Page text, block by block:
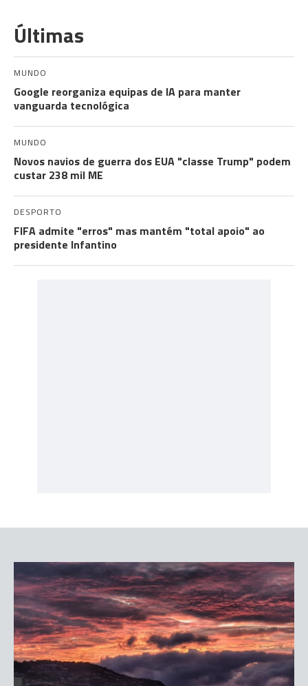
Últimas
MUNDO
Google reorganiza equipas de IA para manter
vanguarda tecnológica
MUNDO
Novos navios de guerra dos EUA "classe Trump" podem
custar 238 mil ME
DESPORTO
FIFA admite "erros" mas mantém "total apoio" ao
presidente Infantino